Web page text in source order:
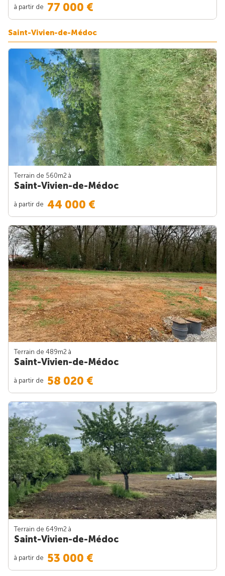
à partir de 77 000 €
Saint-Vivien-de-Médoc
Terrain de 560m2 à
Saint-Vivien-de-Médoc
à partir de 44 000 €
Terrain de 489m2 à
Saint-Vivien-de-Médoc
à partir de 58 020 €
Terrain de 649m2 à
Saint-Vivien-de-Médoc
à partir de 53 000 €